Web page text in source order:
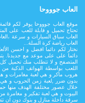
العاب جوووحا
موقع العاب جوووحا يوفر لكم
تحتاج تحميل و قابلة للعب على
العاب سباق السيارات و سرعة
العاب رياضة كرة السلة...
نختار لكم دائما افضل و احسن
دائما على على موعد مع جديدنا.
المتصفح و لا تتطلب منك تحميل
اللعب بواسطة الهواتف الذكية من
هروب ماكر و هي لعبة مغامرات و
بدون ضرر ,لعبة زمن الحروب و هي
خلال عصور مختلفة الهدف منها
البيوت و هي لعبة تفكير و مغامرة
سرقة داخلة منازل و بنوك دون ان